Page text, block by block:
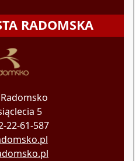
RADOMSKA
5
22-61-587